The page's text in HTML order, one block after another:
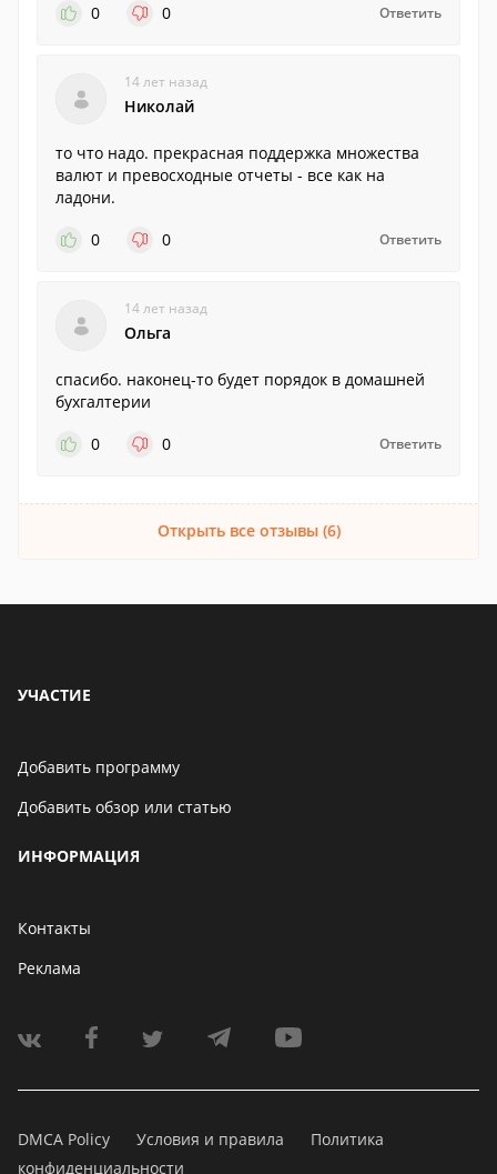
0
0 Ответить
14 лет назад
Николай
то что надо. прекрасная поддержка множества
валют и превосходные отчеты - все как на
ладони.
0
0 Ответить
14 лет назад
Ольга
спасибо. наконец-то будет порядок в домашней
бухгалтерии
0
0 Ответить
Открыть все отзывы (6)
УЧАСТИЕ
Добавить программу
Добавить обзор или статью
ИНФОРМАЦИЯ
Контакты
Реклама
DMCA Policy Условия и правила
Политика
конфиденциальности